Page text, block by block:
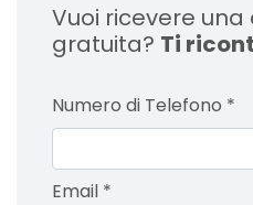
Vuoi ricevere una
gratuita? Ti
Numero di Telefono *
Email *